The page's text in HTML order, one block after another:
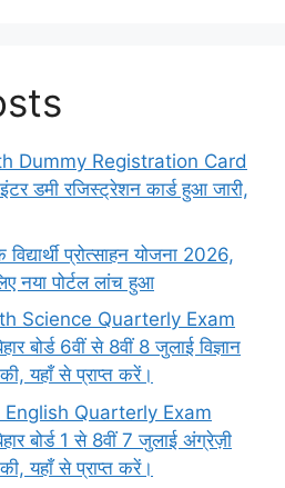
Dummy Registration Card
डमी रजिस्ट्रेशन कार्ड हुआ जारी,
प्रोत्साहन योजना 2026,
नया पोर्टल लांच हुआ
Science Quarterly Exam
बोर्ड 6वीं से 8वीं 8 जुलाई विज्ञान
यहाँ से प्राप्त करें।
Quarterly Exam
बोर्ड 1 से 8वीं 7 जुलाई अंग्रेज़ी
यहाँ से प्राप्त करें।